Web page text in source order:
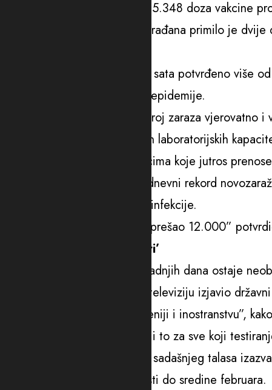
Saopšteno je i da je dato još 5.348 doza vakcine
vakcine. Do danas 798.225 građana primilo je
U Sloveniji je u posljednja 24 sata potvrđeno više
dnevnih infekcija od početka epidemije.
Mediji navode kako je pravi broj zaraza vjerovatno
neobrađeno zbog ograničenih laboratorijskih
Prema još neslužbenim podacima koje jutros
slučajeva zaraze, što je novi dnevni rekord
kad su bile potvrđene 7.433 infekcije.
Da je broj dnevnih infekcija “prešao 12.000”
‘Broj hospitalizacija će rasti’
Dio PCR testova, međutim, zadnjih dana ostaje
mediji. Kako je za Slovensku televiziju izjavio
se dodatni kapaciteti “u Sloveniji i inostranstvu”,
PCR testova i njihova obrada i to za sve koji
Vindišar je ocijenio da se vrh sadašnjeg talasa
dok će broj hospitalizacija rasti do sredine februara.